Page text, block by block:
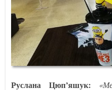
Руслана Цюп’яшук: